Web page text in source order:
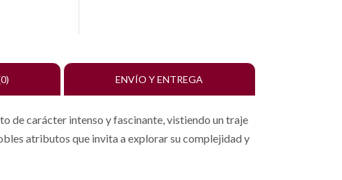
ENVÍO Y ENTREGA
de carácter intenso y fascinante, vistiendo un traje
atributos que invita a explorar su complejidad y